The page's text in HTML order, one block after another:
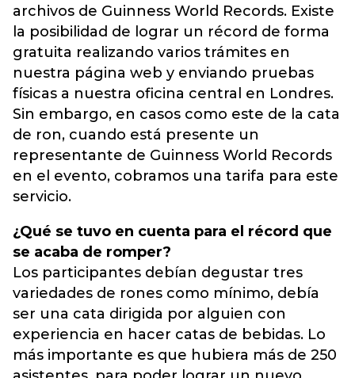
archivos de Guinness World Records. Existe
la posibilidad de lograr un récord de forma
gratuita realizando varios trámites en
nuestra página web y enviando pruebas
físicas a nuestra oficina central en Londres.
Sin embargo, en casos como este de la cata
de ron, cuando está presente un
representante de Guinness World Records
en el evento, cobramos una tarifa para este
servicio.
¿Qué se tuvo en cuenta para el récord que
se acaba de romper?
Los participantes debían degustar tres
variedades de rones como mínimo, debía
ser una cata dirigida por alguien con
experiencia en hacer catas de bebidas. Lo
más importante es que hubiera más de 250